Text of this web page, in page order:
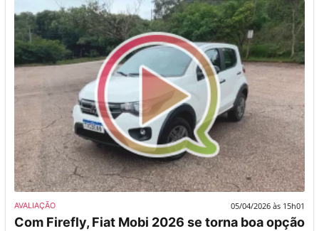
AVALIAÇÃO 05/04/2026 às 15h01
Com Firefly, Fiat Mobi 2026 se torna boa opção